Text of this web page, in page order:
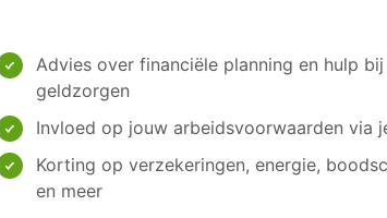
Advies over financiële planning en hulp bij
geldzorgen
Invloed op jouw arbeidsvoorwaarden via
Korting op verzekeringen, energie,
en meer